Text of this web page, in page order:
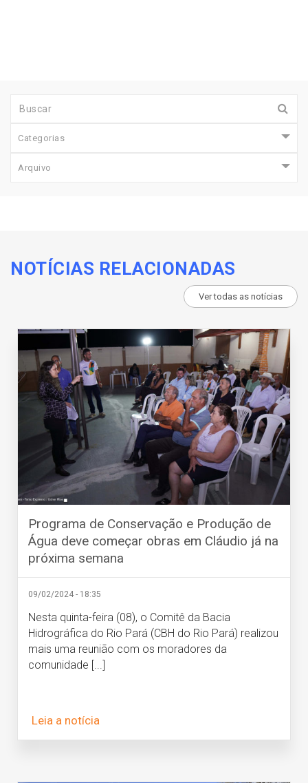
Categorias
Arquivo
NOTÍCIAS RELACIONADAS
Ver todas as notícias
Programa de Conservação e Produção de
Água deve começar obras em Cláudio já na
próxima semana
09/02/2024 - 18:35
Nesta quinta-feira (08), o Comitê da Bacia
Hidrográfica do Rio Pará (CBH do Rio Pará) realizou
mais uma reunião com os moradores da
comunidade [...]
Leia a notícia